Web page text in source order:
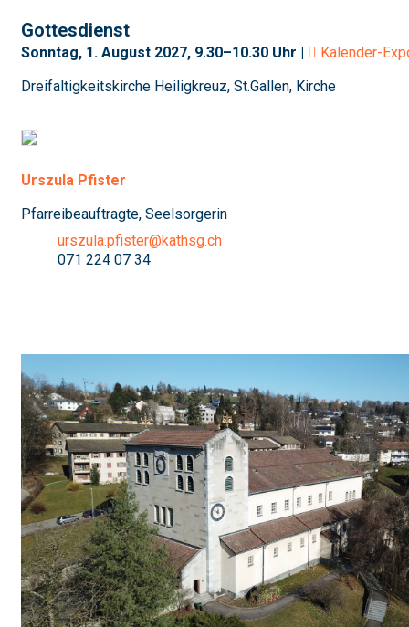
Gottesdienst
Sonntag, 1. August 2027, 9.30–10.30 Uhr |
Kalender-
Dreifaltigkeitskirche Heiligkreuz, St.Gallen, Kirche
Urszula Pfister
Pfarreibeauftragte, Seelsorgerin
urszula.pfister@kathsg.ch
071 224 07 34